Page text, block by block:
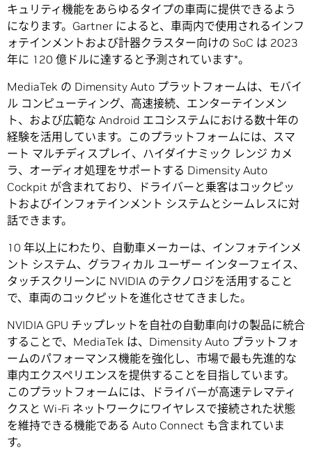
キュリティ機能をあらゆるタイプの車両に提供できるよう
になります。Gartner によると、車両内で使用されるインフ
ォテインメントおよび計器クラスター向けの SoC は 2023
年に 120 億ドルに達すると予測されています*。
MediaTek の Dimensity Auto プラットフォームは、モバイ
ル コンピューティング、高速接続、エンターテインメン
ト、および広範な Android エコシステムにおける数十年の
経験を活用しています。このプラットフォームには、スマ
ート マルチディスプレイ、ハイダイナミック レンジ カメ
ラ、オーディオ処理をサポートする Dimensity Auto
Cockpit が含まれており、ドライバーと乗客はコックピッ
トおよびインフォテインメント システムとシームレスに対
話できます。
10 年以上にわたり、自動車メーカーは、インフォテインメ
ント システム、グラフィカル ユーザー インターフェイス、
タッチスクリーンに NVIDIA のテクノロジを活用すること
で、車両のコックピットを進化させてきました。
NVIDIA GPU チップレットを自社の自動車向けの製品に統合
することで、MediaTek は、Dimensity Auto プラットフォ
ームのパフォーマンス機能を強化し、市場で最も先進的な
車内エクスペリエンスを提供することを目指しています。
このプラットフォームには、ドライバーが高速テレマティ
クスと Wi-Fi ネットワークにワイヤレスで接続された状態
を維持できる機能である Auto Connect も含まれていま
す。